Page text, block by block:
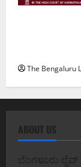
The Bengaluru
ABOUT US
ಬೆಂಗಳೂರು ಲೈವ್